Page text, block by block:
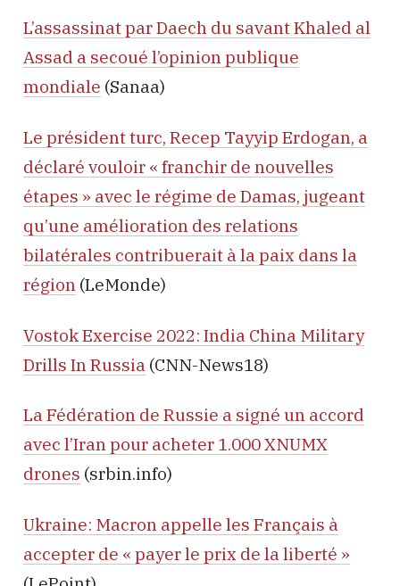
L’assassinat par Daech du savant Khaled al
Assad a secoué l’opinion publique
mondiale (Sanaa)
Le président turc, Recep Tayyip Erdogan, a
déclaré vouloir « franchir de nouvelles
étapes » avec le régime de Damas, jugeant
qu’une amélioration des relations
bilatérales contribuerait à la paix dans la
région (LeMonde)
Vostok Exercise 2022: India China Military
Drills In Russia (CNN-News18)
La Fédération de Russie a signé un accord
avec l’Iran pour acheter 1.000 XNUMX
drones (srbin.info)
Ukraine: Macron appelle les Français à
accepter de « payer le prix de la liberté »